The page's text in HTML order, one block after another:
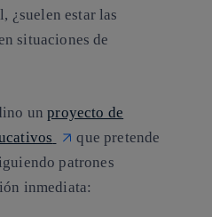
¿suelen estar las
situaciones de
unproyecto de
que pretende
patrones
inmediata: